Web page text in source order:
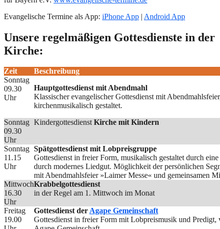
Evangelische Termine als App: iPhone App | Android App
Unsere regelmäßigen Gottesdienste in der
Kirche:
Zeit
Beschreibung
Sonntag
09.30
Uhr
Hauptgottesdienst mit Abendmahl
Klassischer evangelischer Gottesdienst mit
kirchenmusikalisch gestaltet.
Sonntag
09.30
Uhr
KindergottesdienstKirche mit Kindern
Sonntag
11.15
Uhr
Spätgottesdienst mit Lobpreisgruppe
Gottesdienst in freier Form, musikalisch gestaltet durch
durch modernes Liedgut. Möglichkeit der persönlichen
mit Abendmahlsfeier »Laimer Messe« und gemeinsamen
Mittwoch
16.30
Uhr
Krabbelgottesdienst
in der Regel am 1. Mittwoch im Monat
Freitag
19.00
Gottesdienst derAgape Gemeinschaft
Gottesdienst in freier Form mit Lobpreismusik und Predigt,